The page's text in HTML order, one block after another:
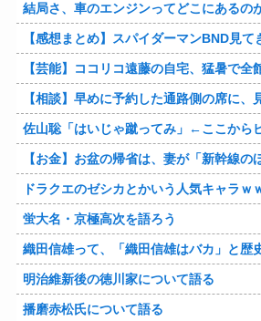
結局さ、車のエンジンってどこにあるの
【感想まとめ】スパイダーマンBND見て
【芸能】ココリコ遠藤の自宅、猛暑で全館空調故障…新品交換費
【相談】早めに予約した通路側の席に、見知らぬ母子が。車掌の呼びかけにも「目を閉じて無視」して居座られました。無理やり奪
佐山聡「はいじゃ蹴ってみ」←ここからビ
【お金】お盆の帰省は、妻が「新幹線のほうが楽」と譲りません。東京から大阪まで家族4人だと往復「10万円」近くかかるため、私は車
ドラクエのゼシカとかいう人気キャラｗ
蛍大名・京極高次を語ろう
織田信雄って、「織田信雄はバカ」と歴史に書かれているが今まで家が
明治維新後の徳川家について語る
播磨赤松氏について語る